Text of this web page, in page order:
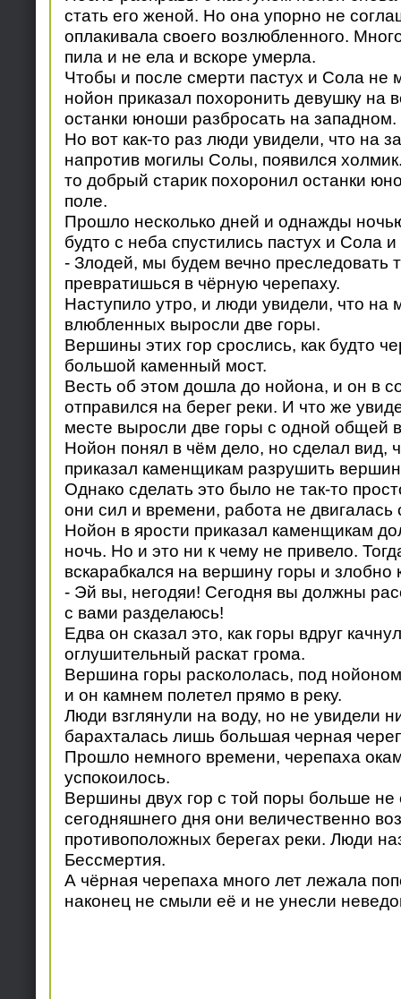
стать его женой. Но она упорно не
оплакивала своего возлюбленного.
пила и не ела и вскоре умерла.
Чтобы и после смерти пастух и Сола не
нойон приказал похоронить девушку на
останки юноши разбросать на западном.
Но вот как-то раз люди увидели, что на
напротив могилы Солы, появился
то добрый старик похоронил останки
поле.
Прошло несколько дней и однажды
будто с неба спустились пастух и Сола
- Злодей, мы будем вечно преследовать
превратишься в чёрную черепаху.
Наступило утро, и люди увидели, что на
влюбленных выросли две горы.
Вершины этих гор срослись, как будто
большой каменный мост.
Весть об этом дошла до нойона, и он в
отправился на берег реки. И что же
месте выросли две горы с одной общей
Нойон понял в чём дело, но сделал вид,
приказал каменщикам разрушить
Однако сделать это было не так-то
они сил и времени, работа не двигалась
Нойон в ярости приказал каменщикам
ночь. Но и это ни к чему не привело.
вскарабкался на вершину горы и злобно
- Эй вы, негодяи! Сегодня вы должны
с вами разделаюсь!
Едва он сказал это, как горы вдруг
оглушительный раскат грома.
Вершина горы раскололась, под
и он камнем полетел прямо в реку.
Люди взглянули на воду, но не увидели
барахталась лишь большая черная
Прошло немного времени, черепаха
успокоилось.
Вершины двух гор с той поры больше не
сегодняшнего дня они величественно
противоположных берегах реки. Люди
Бессмертия.
А чёрная черепаха много лет лежала
наконец не смыли её и не унесли